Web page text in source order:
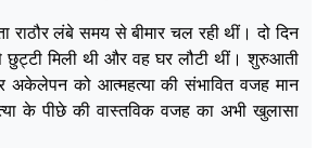
राठौर लंबे समय से बीमार चल रही थीं। दो दिन
छुट्टी मिली थी और वह घर लौटी थीं। शुरुआती
अकेलेपन को आत्महत्या की संभावित वजह मान
के पीछे की वास्तविक वजह का अभी खुलासा